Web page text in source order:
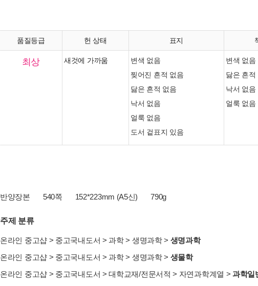
품질등급 헌 상태 표지
최상 새것에 가까움
변색 없음
찢어진 흔적 없음
닳은 흔적 없음
낙서 없음
얼룩 없음
도서 겉표지 있음
변색 없음
닳은 흔적
낙서 없음
얼룩 없음
반양장본 540쪽 152*223mm (A5신) 790g
주제 분류
온라인 중고샵> 중고국내도서 >과학> 생명과학> 생명과학
온라인 중고샵> 중고국내도서 >과학> 생명과학> 생물학
온라인 중고샵> 중고국내도서 >대학교재/전문서적 > 자연과학계열 >과학일